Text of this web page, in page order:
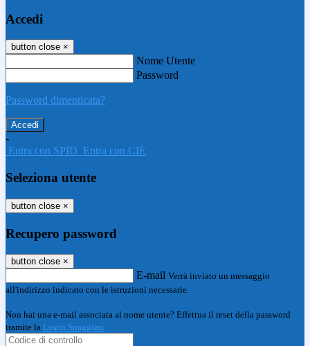
Accedi
button close ×
Nome Utente
Password
Password dimenticata?
-
Entra con SPID Entra con CIE
Seleziona utente
button close ×
Recupero password
button close ×
E-mail Verrà inviato un messaggio
all'indirizzo indicato con le istruzioni necessarie.
Non hai una e-mail associata al nome utente? Effettua il reset della password
tramite la Login Spaggiari